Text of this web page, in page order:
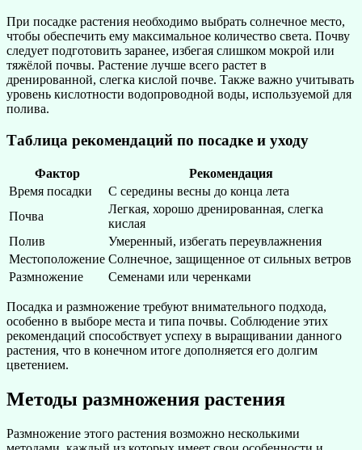
При посадке растения необходимо выбрать солнечное место,
чтобы обеспечить ему максимальное количество света. Почву
следует подготовить заранее, избегая слишком мокрой или
тяжёлой почвы. Растение лучше всего растет в
дренированной, слегка кислой почве. Также важно учитывать
уровень кислотности водопроводной воды, используемой для
полива.
Таблица рекомендаций по посадке и уходу
Фактор
Рекомендация
Время посадки
С середины весны до конца лета
Почва
Легкая, хорошо дренированная, слегка
кислая
Полив
Умеренный, избегать переувлажнения
Местоположение Солнечное, защищенное от сильных ветров
Размножение
Семенами или черенками
Посадка и размножение требуют внимательного подхода,
особенно в выборе места и типа почвы. Соблюдение этих
рекомендаций способствует успеху в выращивании данного
растения, что в конечном итоге дополняется его долгим
цветением.
Методы размножения растения
Размножение этого растения возможно несколькими